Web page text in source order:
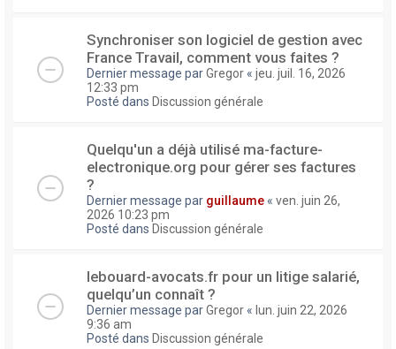
Synchroniser son logiciel de gestion avec
France Travail, comment vous faites ?
Dernier message parGregor « jeu. juil. 16, 2026
12:33 pm
Posté dans Discussion générale
Quelqu'un a déjà utilisé ma-facture-
electronique.org pour gérer ses factures
?
Dernier message par guillaume « ven. juin 26,
2026 10:23 pm
Posté dans Discussion générale
lebouard-avocats.fr pour un litige salarié,
quelqu’un connaît ?
Dernier message parGregor « lun. juin 22, 2026
9:36 am
Posté dans Discussion générale